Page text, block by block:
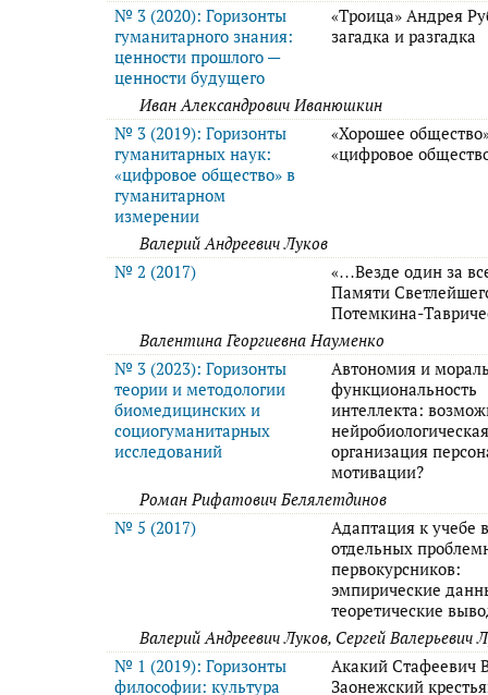
№ 3 (2020): Горизонты
гуманитарного знания:
ценности прошлого —
ценности будущего
«Троица» Андрея
загадка и разгадка
Иван Александрович Иванюшкин
№ 3 (2019): Горизонты
гуманитарных наук:
«цифровое общество» в
гуманитарном
измерении
«Хорошее
«цифровое
Валерий Андреевич Луков
№ 2 (2017)
«…Везде один за
Памяти
Потемкина-
Валентина Георгиевна Науменко
№ 3 (2023): Горизонты
теории и методологии
биомедицинских и
социогуманитарных
исследований
Автономия и
функциональность
интеллекта:
организация
мотивации?
Роман Рифатович Белялетдинов
№ 5 (2017)
Адаптация к учебе
отдельных
первокурсников:
эмпирические
теоретические
Валерий Андреевич Луков, Сергей Валерьевич
№ 1 (2019): Горизонты
философии: культура
Акакий Стафеевич
Заонежский